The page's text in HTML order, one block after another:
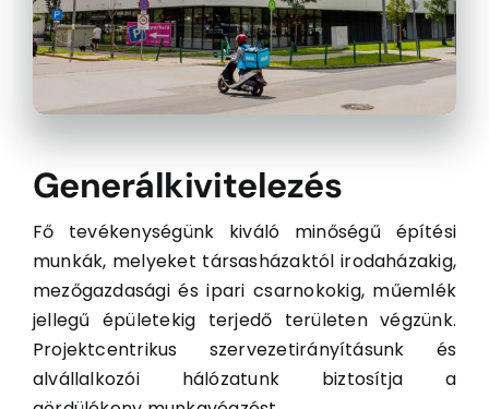
Generálkivitelezés
Fő tevékenységünk kiváló minőségű építési
munkák, melyeket társasházaktól irodaházakig,
mezőgazdasági és ipari csarnokokig, műemlék
jellegű épületekig terjedő területen végzünk.
Projektcentrikus szervezetirányításunk és
alvállalkozói hálózatunk biztosítja a